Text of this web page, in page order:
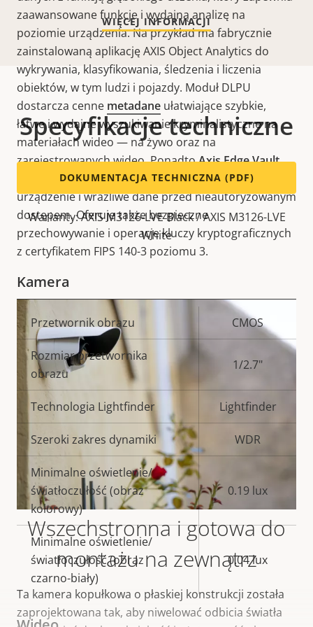
zaawansowane funkcje i wydajną analizę na
poziomie urządzenia. Na przykład ma fabrycznie
zainstalowaną aplikację AXIS Object Analytics do
wykrywania, klasyfikowania, śledzenia i liczenia
obiektów, w tym ludzi i pojazdy. Moduł DLPU
dostarcza cenne metadane ułatwiające szybkie,
łatwe i wydajne wyszukiwanie kryminalistyczne na
materiałach wideo — na żywo oraz na
zarejestrowanych wideo. PonadtoAxis Edge Vault,
sprzętowa platforma cyberbezpieczeństwa, chroni
urządzenie i wrażliwe dane przed nieautoryzowanym
dostępem. Oferuje także bezpieczne
przechowywanie i operacje kluczy kryptograficznych
z certyfikatem FIPS 140-3 poziomu 3.
Wszechstronna i gotowa do
montażu na zewnątrz
Ta kamera kopułkowa o płaskiej konstrukcji została
zaprojektowana tak, aby niwelować odbicia światła
WIĘCEJ INFORMACJI
Specyfikacje techniczne
DOKUMENTACJA TECHNICZNA (PDF)
Warianty: AXIS M3126-LVE Black / AXIS M3126-LVE
White
Kamera
Opis
nieruchomości
nieruchomości
Przetwornik obrazu CMOS
Rozmiar przetwornika
obrazu
1/2.7"
Technologia Lightfinder Lightfinder
Szeroki zakres dynamiki WDR
Minimalne oświetlenie/
światłoczułość (obraz
kolorowy)
0.19 lux
Minimalne oświetlenie/
światłoczułość (obraz
czarno-biały)
0.04 lux